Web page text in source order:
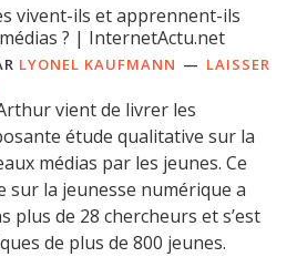
vivent-ils et apprennent-ils
? | InternetActu.net
LYONEL KAUFMANN
LAISSER
vient de livrer les
étude qualitative sur la
médias par les jeunes. Ce
sur la jeunesse numérique a
plus de 28 chercheurs et s’est
de plus de 800 jeunes.